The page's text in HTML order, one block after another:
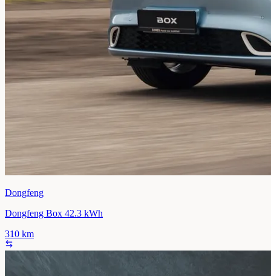
Dongfeng
Dongfeng Box 42.3 kWh
310 km